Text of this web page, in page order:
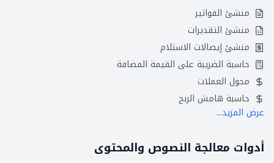
منشئ الفواتير
منشئ التقديرات
منشئ إيصالات الاستلام
حاسبة الضريبة على القيمة المضافة
محول العملات
حاسبة هامش الربح
عرض المزيد...
أدوات معالجة النصوص والمحتوى